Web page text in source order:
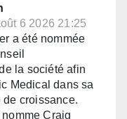
6 2026 21:25
a été nommée
la société afin
Medical dans sa
croissance.
Craig